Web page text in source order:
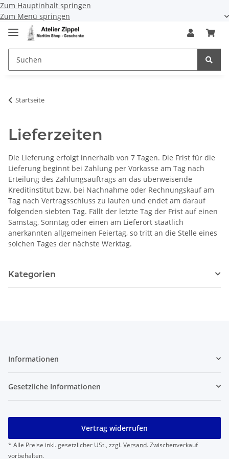
Zum Hauptinhalt springen
Zum Menü springen
Startseite
Lieferzeiten
Die Lieferung erfolgt innerhalb von 7 Tagen. Die Frist für die
Lieferung beginnt bei Zahlung per Vorkasse am Tag nach
Erteilung des Zahlungsauftrags an das überweisende
Kreditinstitut bzw. bei Nachnahme oder Rechnungskauf am
Tag nach Vertragsschluss zu laufen und endet am darauf
folgenden siebten Tag. Fällt der letzte Tag der Frist auf einen
Samstag, Sonntag oder einen am Lieferort staatlich
anerkannten allgemeinen Feiertag, so tritt an die Stelle eines
solchen Tages der nächste Werktag.
Kategorien
Informationen
Gesetzliche Informationen
Vertrag widerrufen
* Alle Preise inkl. gesetzlicher USt., zzgl.Versand. Zwischenverkauf
vorbehalten.